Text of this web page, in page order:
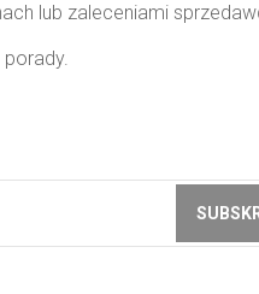
lub zaleceniami